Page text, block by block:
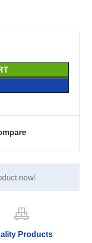
now!
Products